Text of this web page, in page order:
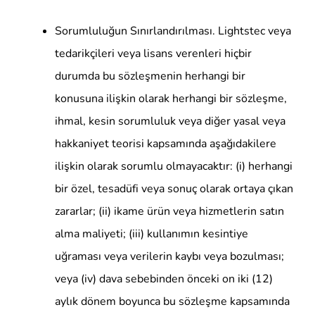
Sorumluluğun Sınırlandırılması. Lightstec veya
tedarikçileri veya lisans verenleri hiçbir
durumda bu sözleşmenin herhangi bir
konusuna ilişkin olarak herhangi bir sözleşme,
ihmal, kesin sorumluluk veya diğer yasal veya
hakkaniyet teorisi kapsamında aşağıdakilere
ilişkin olarak sorumlu olmayacaktır: (i) herhangi
bir özel, tesadüfi veya sonuç olarak ortaya çıkan
zararlar; (ii) ikame ürün veya hizmetlerin satın
alma maliyeti; (iii) kullanımın kesintiye
uğraması veya verilerin kaybı veya bozulması;
veya (iv) dava sebebinden önceki on iki (12)
aylık dönem boyunca bu sözleşme kapsamında